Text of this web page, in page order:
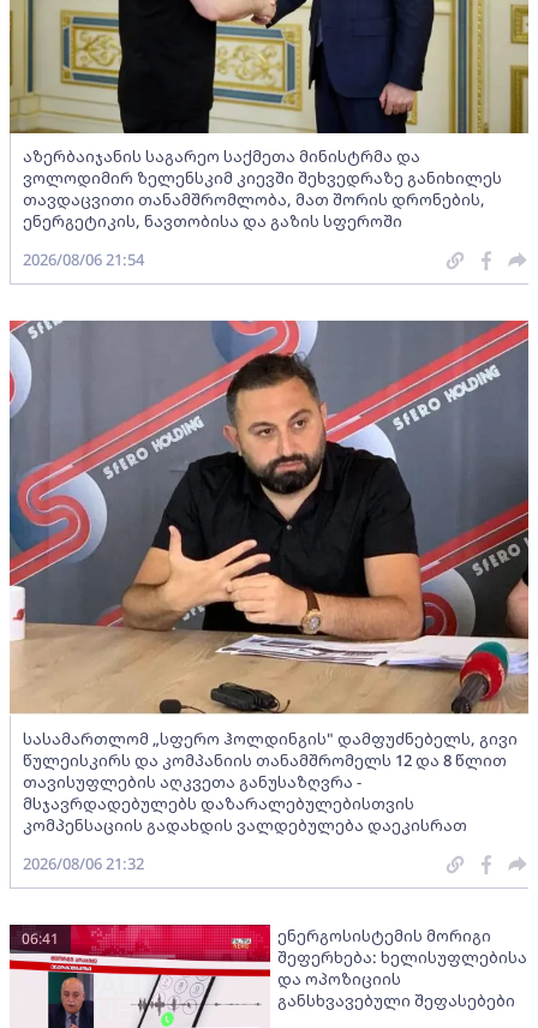
აზერბაიჯანის საგარეო საქმეთა მინისტრმა და
ვოლოდიმირ ზელენსკიმ კიევში შეხვედრაზე განიხილეს
თავდაცვითი თანამშრომლობა, მათ შორის დრონების,
ენერგეტიკის, ნავთობისა და გაზის სფეროში
2026/08/06 21:54
სასამართლომ „სფერო ჰოლდინგის" დამფუძნებელს, გივი
წულეისკირს და კომპანიის თანამშრომელს 12 და 8 წლით
თავისუფლების აღკვეთა განუსაზღვრა -
მსჯავრდადებულებს დაზარალებულებისთვის
კომპენსაციის გადახდის ვალდებულება დაეკისრათ
2026/08/06 21:32
ენერგოსისტემის მორიგი
შეფერხება: ხელისუფლებისა
და ოპოზიციის
განსხვავებული შეფასებები
06:41